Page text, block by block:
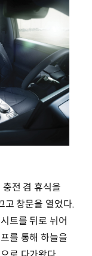
전 겸 휴식을
고 창문을 열었다.
트를 뒤로 뉘어
를 통해 하늘을